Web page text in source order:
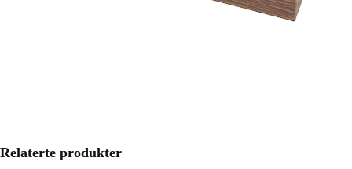
Relaterte produkter